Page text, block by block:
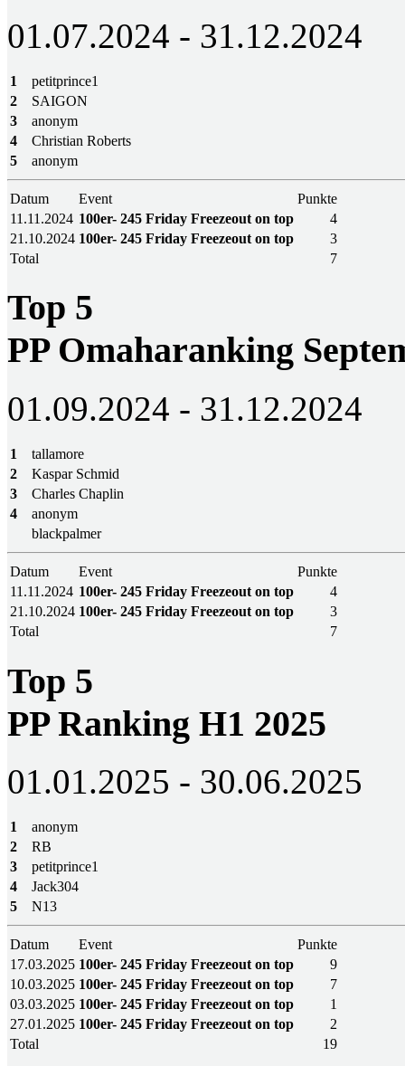
01.07.2024 - 31.12.2024
1
petitprince1
2
SAIGON
3
anonym
4
Christian Roberts
5
anonym
Datum Event
Punkte
11.11.2024 100er- 245 Friday Freezeout on top
4
21.10.2024 100er- 245 Friday Freezeout on top
3
Total
7
Top 5
PP Omaharanking
01.09.2024 - 31.12.2024
1
tallamore
2
Kaspar Schmid
3
Charles Chaplin
4
anonym
blackpalmer
Datum Event
Punkte
11.11.2024 100er- 245 Friday Freezeout on top
4
21.10.2024 100er- 245 Friday Freezeout on top
3
Total
7
Top 5
PP Ranking H1 2025
01.01.2025 - 30.06.2025
1
anonym
2
RB
3
petitprince1
4
Jack304
5
N13
Datum Event
Punkte
17.03.2025 100er- 245 Friday Freezeout on top
9
10.03.2025 100er- 245 Friday Freezeout on top
7
03.03.2025 100er- 245 Friday Freezeout on top
1
27.01.2025 100er- 245 Friday Freezeout on top
2
Total
19